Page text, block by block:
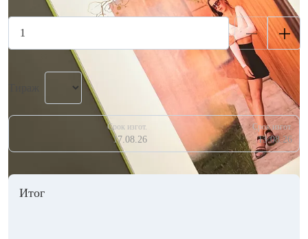
Срок изгот.
17.08.26
Срок изгот.
13.08.26
Итог